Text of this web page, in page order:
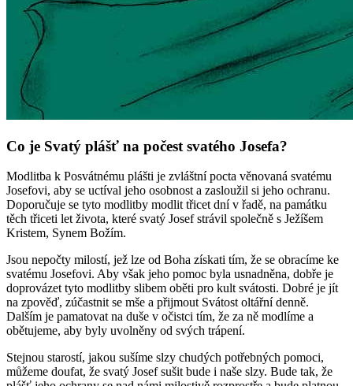
Co je Svatý plášť na počest svatého Josefa?
Modlitba k Posvátnému plášti je zvláštní pocta věnovaná svatému
Josefovi, aby se uctíval jeho osobnost a zasloužil si jeho ochranu.
Doporučuje se tyto modlitby modlit třicet dní v řadě, na památku
těch třiceti let života, které svatý Josef strávil společně s Ježíšem
Kristem, Synem Božím.
Jsou nepočty milostí, jež lze od Boha získati tím, že se obracíme ke
svatému Josefovi. Aby však jeho pomoc byla usnadněna, dobře je
doprovázet tyto modlitby slibem oběti pro kult svátosti. Dobré je jít
na zpověď, zúčastnit se mše a přijmout Svátost oltářní denně.
Dalším je pamatovat na duše v očistci tím, že za ně modlíme a
obětujeme, aby byly uvolněny od svých trápení.
Stejnou starostí, jakou sušíme slzy chudých potřebných pomoci,
můžeme doufat, že svatý Josef sušit bude i naše slzy. Bude tak, že